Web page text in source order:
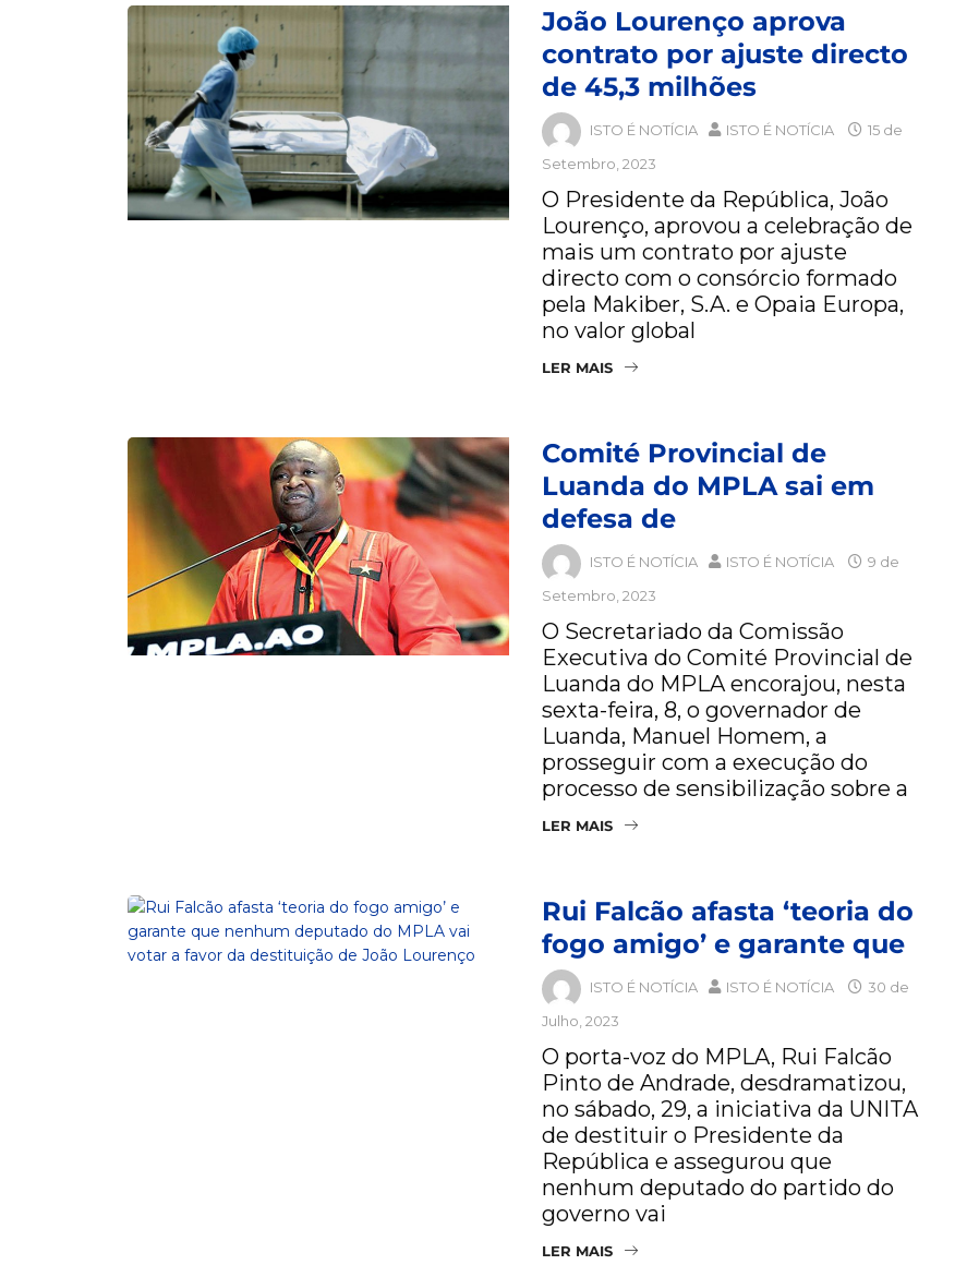
João Lourenço aprova
contrato por ajuste directo
de 45,3 milhões
ISTO É NOTÍCIA ISTO É NOTÍCIA
15 de
Setembro, 2023
O Presidente da República, João
Lourenço, aprovou a celebração de
mais um contrato por ajuste
directo com o consórcio formado
pela Makiber, S.A. e Opaia Europa,
no valor global
LER MAIS
Comité Provincial de
Luanda do MPLA sai em
defesa de
ISTO É NOTÍCIA ISTO É NOTÍCIA
9 de
Setembro, 2023
O Secretariado da Comissão
Executiva do Comité Provincial de
Luanda do MPLA encorajou, nesta
sexta-feira, 8, o governador de
Luanda, Manuel Homem, a
prosseguir com a execução do
processo de sensibilização sobre a
LER MAIS
Rui Falcão afasta ‘teoria do
fogo amigo’ e garante que
ISTO É NOTÍCIA ISTO É NOTÍCIA
30 de
Julho, 2023
O porta-voz do MPLA, Rui Falcão
Pinto de Andrade, desdramatizou,
no sábado, 29, a iniciativa da UNITA
de destituir o Presidente da
República e assegurou que
nenhum deputado do partido do
governo vai
LER MAIS